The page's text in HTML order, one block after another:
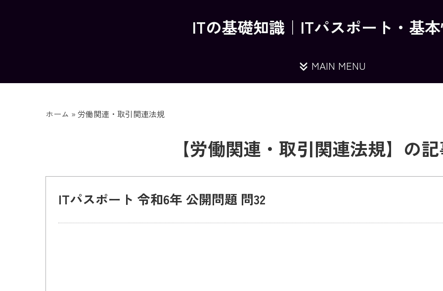
ITの基礎知識｜ITパスポート・基
MAIN MENU
ホーム » 労働関連・取引関連法規
【労働関連・取引関連法規】の
ITパスポート 令和6年 公開問題 問32